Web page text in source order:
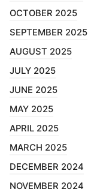
OCTOBER 2025
SEPTEMBER 2025
AUGUST 2025
JULY 2025
JUNE 2025
MAY 2025
APRIL 2025
MARCH 2025
DECEMBER 2024
NOVEMBER 2024